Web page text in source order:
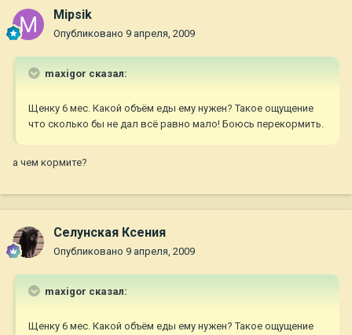
Mipsik
Опубликовано 9 апреля, 2009
maxigor сказал:
Щенку 6 мес. Какой объём еды ему нужен? Такое ощущение
что сколько бы не дал всё равно мало! Боюсь перекормить.
а чем кормите?
Селунская Ксения
Опубликовано 9 апреля, 2009
maxigor сказал:
Щенку 6 мес. Какой объём еды ему нужен? Такое ощущение